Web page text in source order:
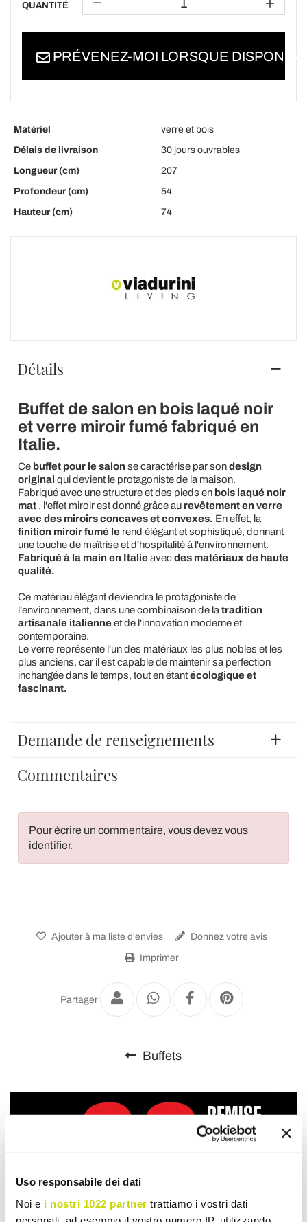
Uso responsabile dei dati
Noi e i nostri 1022 partner trattiamo i vostri dati
QUANTITÉ
PRÉVENEZ-MOI LORSQUE
Matériel
verre et bois
Délais de livraison
30 jours ouvrables
Longueur (cm)
207
Profondeur (cm)
54
Hauteur (cm)
74
Détails
Buffet de salon en bois laqué noir
et verre miroir fumé fabriqué en
Italie.
Ce buffet pour le salon se caractérise par sondesign
original qui devient le protagoniste de la maison.
Fabriqué avec une structure et des pieds en bois laqué noir
mat, l'effet miroir est donné grâce au revêtement en verre
avec des miroirs concaves et convexes. En effet, la
finition miroir fumé lerend élégant et sophistiqué, donnant
une touche de maîtrise et d'hospitalité à l'environnement.
Fabriqué à la main en Italieavecdes matériaux de haute
qualité.
Ce matériau élégant deviendra le protagoniste de
l'environnement, dans une combinaison de la tradition
artisanale italienneet de l'innovation moderne et
contemporaine.
Le verre représente l'un des matériaux les plus nobles et les
plus anciens, car il est capable de maintenir sa perfection
inchangée dans le temps, tout en étantécologique et
fascinant.
Demande de renseignements
Commentaires
Pour écrire un commentaire, vous devez vous
identifier.
Ajouter à ma liste d'envies Donnez votre avis
Imprimer
Partager
Buffets